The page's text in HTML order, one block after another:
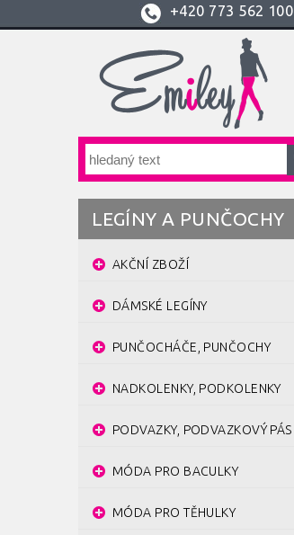
+420 773 562 100
LEGÍNY A PUNČOCHY
AKČNÍ ZBOŽÍ
DÁMSKÉ LEGÍNY
PUNČOCHÁČE, PUNČOCHY
NADKOLENKY, PODKOLENKY
PODVAZKY, PODVAZKOVÝ PÁS
MÓDA PRO BACULKY
MÓDA PRO TĚHULKY